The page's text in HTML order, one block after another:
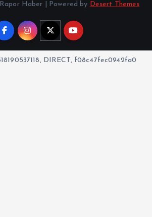
Haber | Powered by Desert Themes
DIRECT, f08c47fec0942fa0